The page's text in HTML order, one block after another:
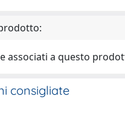
associati a questo
consigliate